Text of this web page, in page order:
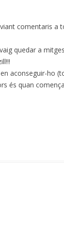
comentaris a
quedar a
aconseguir-ho
és quan